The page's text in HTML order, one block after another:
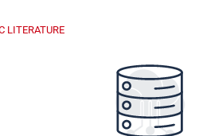
LITERATURE